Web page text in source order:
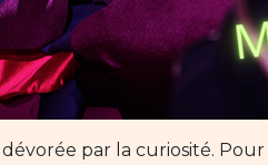
par la curiosité.